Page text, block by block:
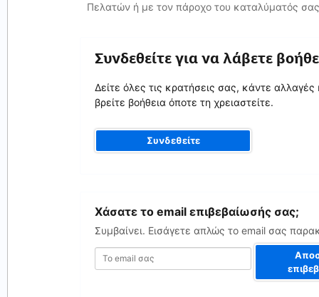
Πελατών ή με τον πάροχο του καταλύματός
Συνδεθείτε για να λάβετε
Δείτε όλες τις κρατήσεις σας, κάντε αλλαγές
βρείτε βοήθεια όποτε τη χρειαστείτε.
Συνδεθείτε
Χάσατε το email επιβεβαίωσής σας;
Συμβαίνει. Εισάγετε απλώς το email σας
email